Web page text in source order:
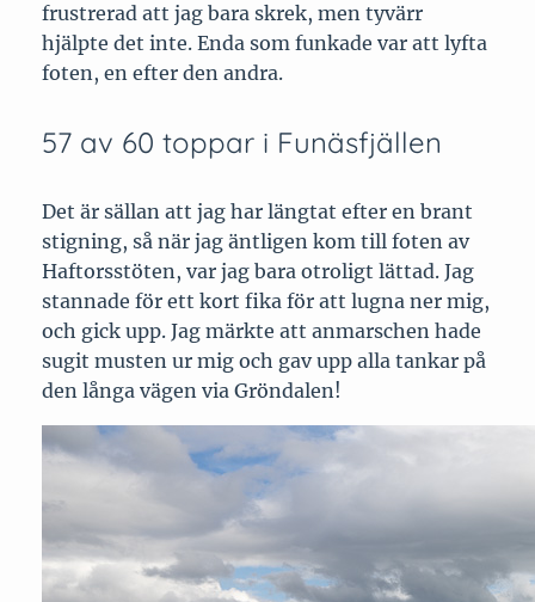
frustrerad att jag bara skrek, men tyvärr
hjälpte det inte. Enda som funkade var att lyfta
foten, en efter den andra.
57 av 60 toppar i Funäsfjällen
Det är sällan att jag har längtat efter en brant
stigning, så när jag äntligen kom till foten av
Haftorsstöten, var jag bara otroligt lättad. Jag
stannade för ett kort fika för att lugna ner mig,
och gick upp. Jag märkte att anmarschen hade
sugit musten ur mig och gav upp alla tankar på
den långa vägen via Gröndalen!